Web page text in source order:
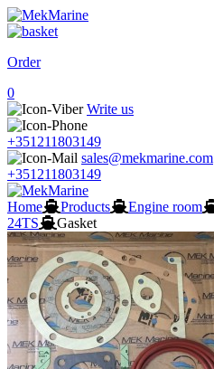
Order
0
Write us
+351211803149
sales@mekmarine.com
+351211803149
Home Products Engine room
24TS
Gasket